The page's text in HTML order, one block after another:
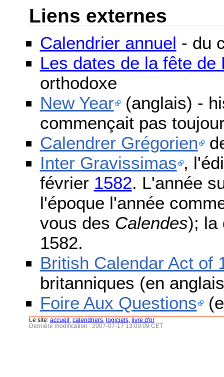
Liens externes
Calendrier annuel - du
Les dates de la fête de
orthodoxe
New Year (anglais) -
commençait pas
Calendrer Grégorien
Inter Gravissimas ,
février 1582. L'année
l'époque l'année
vous des Calendes); la
1582.
British Calendar Act of
britanniques (en
Foire Aux Questions
Le site: accueil calendriers logiciels
livre d'or
Dernière modification : 2007-07-17 13:09:09 CET